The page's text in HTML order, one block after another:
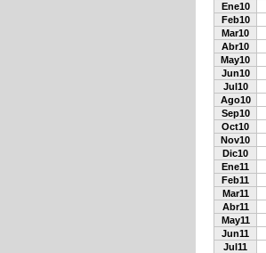
Ene10
Feb10
Mar10
Abr10
May10
Jun10
Jul10
Ago10
Sep10
Oct10
Nov10
Dic10
Ene11
Feb11
Mar11
Abr11
May11
Jun11
Jul11